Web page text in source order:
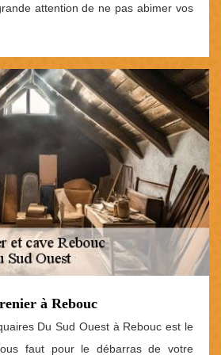
attention de ne pas abimer vos
à Rebouc
Du Sud Ouest à Rebouc est le
faut pour le débarras de votre